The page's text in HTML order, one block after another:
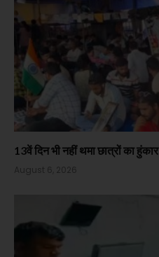
13वें दिन भी नहीं थमा छात्रों का हुंकार
August 6, 2026